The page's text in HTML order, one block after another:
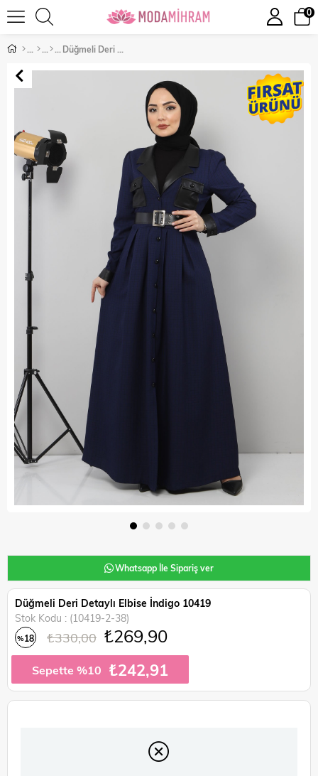
0
Düğmeli Deri Detaylı Elbise İndigo 10419
Whatsapp İle Sipariş ver
Düğmeli Deri Detaylı Elbise İndigo 10419
Stok Kodu
(10419-2-38)
%18 ₺330,00 ₺269,90
Sepette %10 ₺242,91